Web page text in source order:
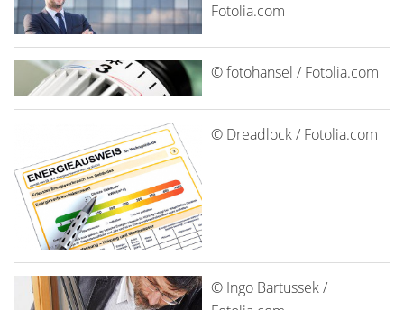
Fotolia.com
© fotohansel / Fotolia.com
© Dreadlock / Fotolia.com
© Ingo Bartussek /